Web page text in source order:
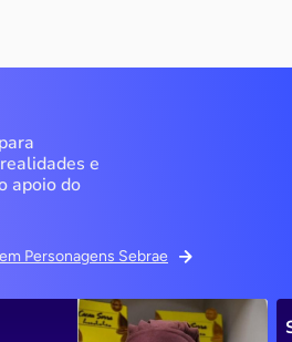
e
apoio do
Personagens Sebrae